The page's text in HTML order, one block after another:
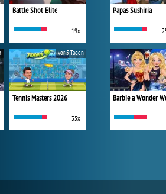
Battle Shot Elite
19x
Tennis Masters 2026
35x
vor 5 Tagen
Papas Sushiria